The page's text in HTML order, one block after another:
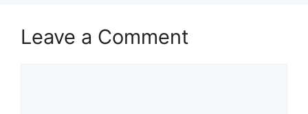
Leave a Comment